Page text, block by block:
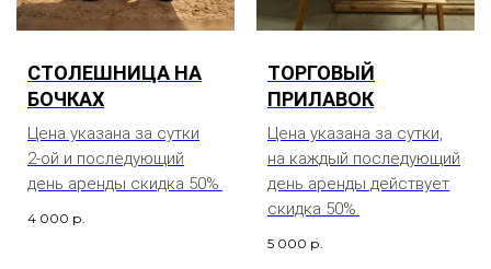
СТОЛЕШНИЦА НА
БОЧКАХ
Цена указана за сутки
2-ой и последующий
день аренды скидка 50%.
4 000 р.
ТОРГОВЫЙ
ПРИЛАВОК
Цена указана за сутки,
на каждый последующий
день аренды действует
скидка 50%.
5 000 р.